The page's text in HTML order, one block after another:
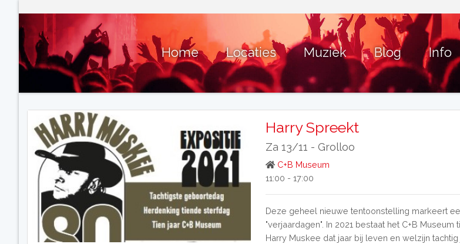
Home Locaties Muziek Blog Info
Harry Spreekt
Za 13/11 -Grolloo
C+B Museum
11:00 - 17:00
Deze geheel nieuwe tentoonstelling markeert
"verjaardagen". In 2021 bestaat het C+B Museum
Harry Muskee dat jaar bij leven en welzijn